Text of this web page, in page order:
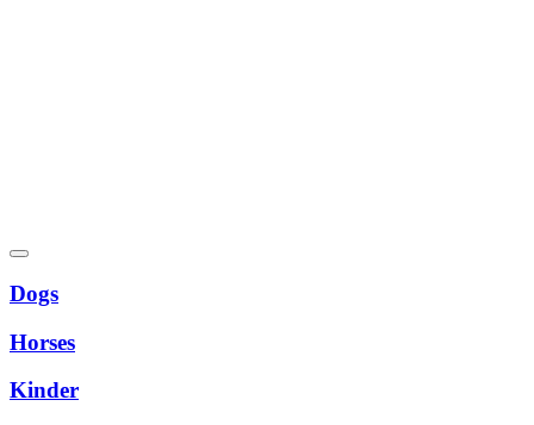
Dogs
Horses
Kinder